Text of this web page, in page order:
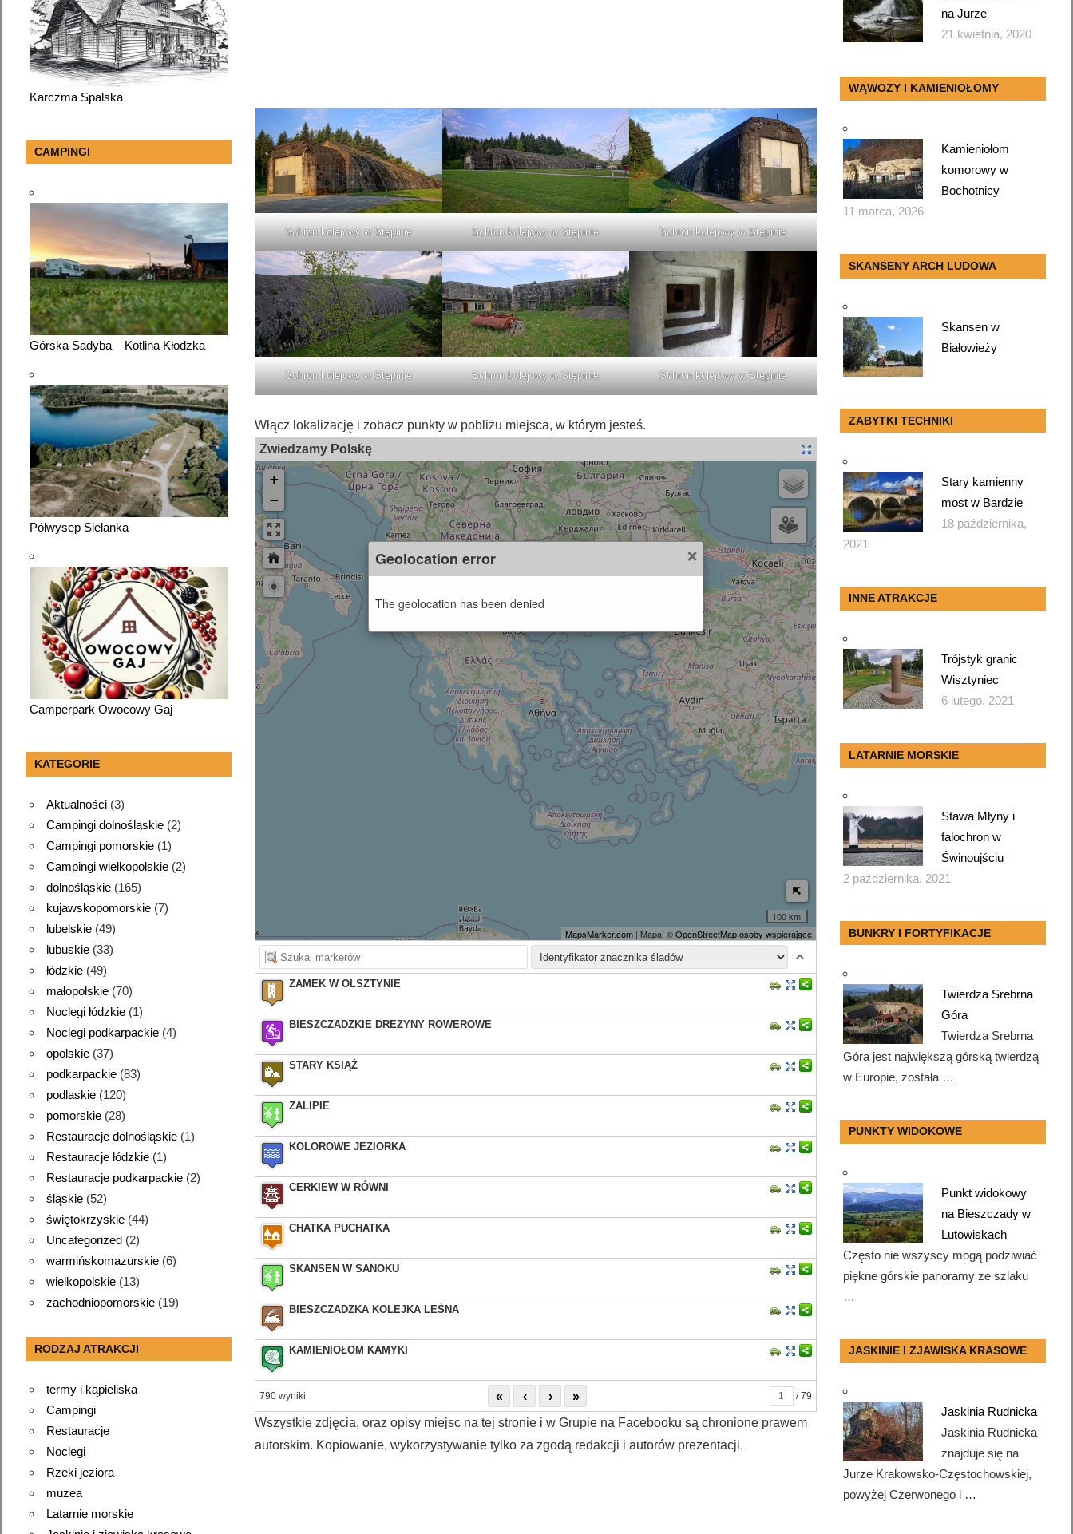
Schron kolejowy w Stępinie Schron kolejowy w Stępinie Schron kolejowy w Stępinie
Schron kolejowy w Stępinie Schron kolejowy w Stępinie Schron kolejowy w Stępinie
Włącz lokalizację i zobacz punkty w pobliżu miejsca, w którym jesteś.
Zwiedzamy Polskę
2
+
−
100 km
MapsMarker.com| Mapa: ©OpenStreetMap osoby wspierające
×
Geolocation error
The geolocation has been denied
ZAMEK W OLSZTYNIE
BIESZCZADZKIE DREZYNY ROWEROWE
STARY KSIĄŻ
ZALIPIE
KOLOROWE JEZIORKA
CERKIEW W RÓWNI
CHATKA PUCHATKA
SKANSEN W SANOKU
BIESZCZADZKA KOLEJKA LEŚNA
KAMIENIOŁOM KAMYKI
790 wyniki « ‹ › » / 79
Wszystkie zdjęcia, oraz opisy miejsc na tej stronie i w Grupie na Facebooku są chronione prawem
autorskim. Kopiowanie, wykorzystywanie tylko za zgodą redakcji i autorów prezentacji.
Karczma Spalska
CAMPINGI
Górska Sadyba – Kotlina Kłodzka
Półwysep Sielanka
Camperpark Owocowy Gaj
KATEGORIE
Aktualności(3)
Campingi dolnośląskie(2)
Campingi pomorskie(1)
Campingi wielkopolskie(2)
dolnośląskie(165)
kujawskopomorskie(7)
lubelskie(49)
lubuskie(33)
łódzkie(49)
małopolskie(70)
Noclegi łódzkie(1)
Noclegi podkarpackie(4)
opolskie(37)
podkarpackie(83)
podlaskie(120)
pomorskie(28)
Restauracje dolnośląskie(1)
Restauracje łódzkie(1)
Restauracje podkarpackie(2)
śląskie(52)
świętokrzyskie(44)
Uncategorized(2)
warmińskomazurskie(6)
wielkopolskie(13)
zachodniopomorskie(19)
RODZAJ ATRAKCJI
termy i kąpieliska
Campingi
Restauracje
Noclegi
Rzeki jeziora
muzea
Latarnie morskie
na Jurze
21 kwietnia, 2020
WĄWOZY I KAMIENIOŁOMY
Kamieniołom
komorowy w
Bochotnicy
11 marca, 2026
SKANSENY ARCH LUDOWA
Skansen w
Białowieży
ZABYTKI TECHNIKI
Stary kamienny
most w Bardzie
18 października,
2021
INNE ATRAKCJE
Trójstyk granic
Wisztyniec
6 lutego, 2021
LATARNIE MORSKIE
Stawa Młyny i
falochron w
Świnoujściu
2 października, 2021
BUNKRY I FORTYFIKACJE
Twierdza Srebrna
Góra
Twierdza Srebrna
Góra jest największą górską twierdzą
w Europie, została …
PUNKTY WIDOKOWE
Punkt widokowy
na Bieszczady w
Lutowiskach
Często nie wszyscy mogą podziwiać
piękne górskie panoramy ze szlaku
…
JASKINIE I ZJAWISKA KRASOWE
Jaskinia Rudnicka
Jaskinia Rudnicka
znajduje się na
Jurze Krakowsko-Częstochowskiej,
powyżej Czerwonego i …